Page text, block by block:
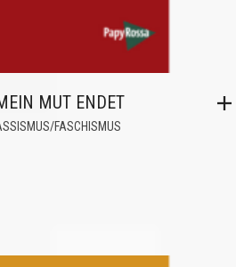
MUT ENDET
FASCHISMUS